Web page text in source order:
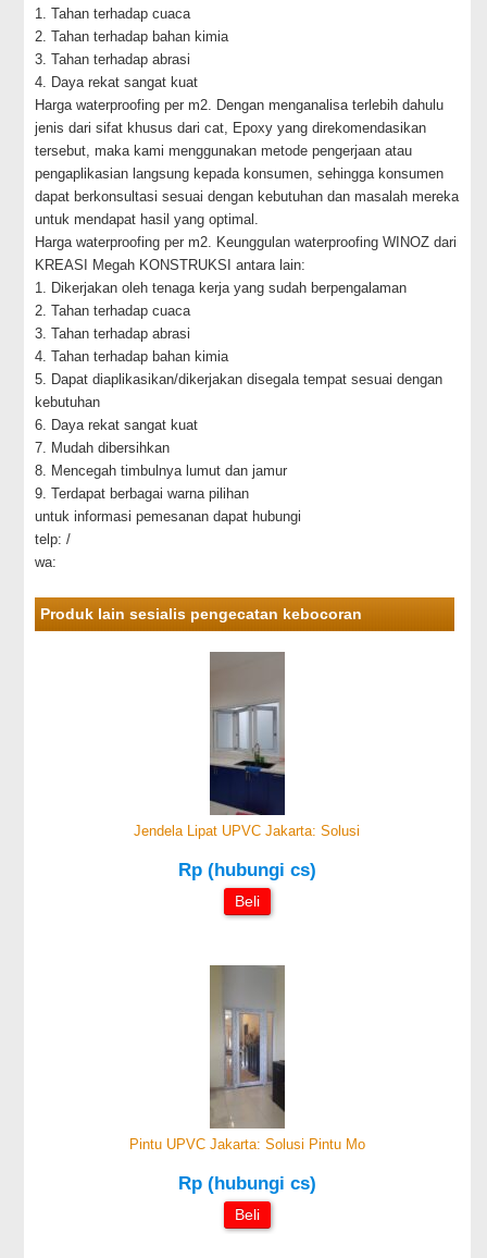
1. Tahan terhadap cuaca
2. Tahan terhadap bahan kimia
3. Tahan terhadap abrasi
4. Daya rekat sangat kuat
Harga waterproofing per m2. Dengan menganalisa terlebih dahulu
jenis dari sifat khusus dari cat, Epoxy yang direkomendasikan
tersebut, maka kami menggunakan metode pengerjaan atau
pengaplikasian langsung kepada konsumen, sehingga konsumen
dapat berkonsultasi sesuai dengan kebutuhan dan masalah mereka
untuk mendapat hasil yang optimal.
Harga waterproofing per m2. Keunggulan waterproofing WINOZ dari
KREASI Megah KONSTRUKSI antara lain:
1. Dikerjakan oleh tenaga kerja yang sudah berpengalaman
2. Tahan terhadap cuaca
3. Tahan terhadap abrasi
4. Tahan terhadap bahan kimia
5. Dapat diaplikasikan/dikerjakan disegala tempat sesuai dengan
kebutuhan
6. Daya rekat sangat kuat
7. Mudah dibersihkan
8. Mencegah timbulnya lumut dan jamur
9. Terdapat berbagai warna pilihan
untuk informasi pemesanan dapat hubungi
telp: /
wa:
Produk lain sesialis pengecatan kebocoran
Jendela Lipat UPVC Jakarta: Solusi
Rp (hubungi cs)
Beli
Pintu UPVC Jakarta: Solusi Pintu Mo
Rp (hubungi cs)
Beli